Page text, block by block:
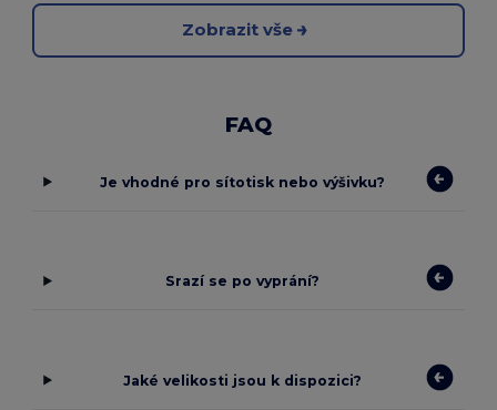
Zobrazit vše
FAQ
Je vhodné pro sítotisk nebo výšivku?
Srazí se po vyprání?
Jaké velikosti jsou k dispozici?